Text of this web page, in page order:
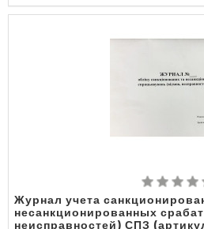
Журнал учета
несанкционированных
неисправностей) СПЗ